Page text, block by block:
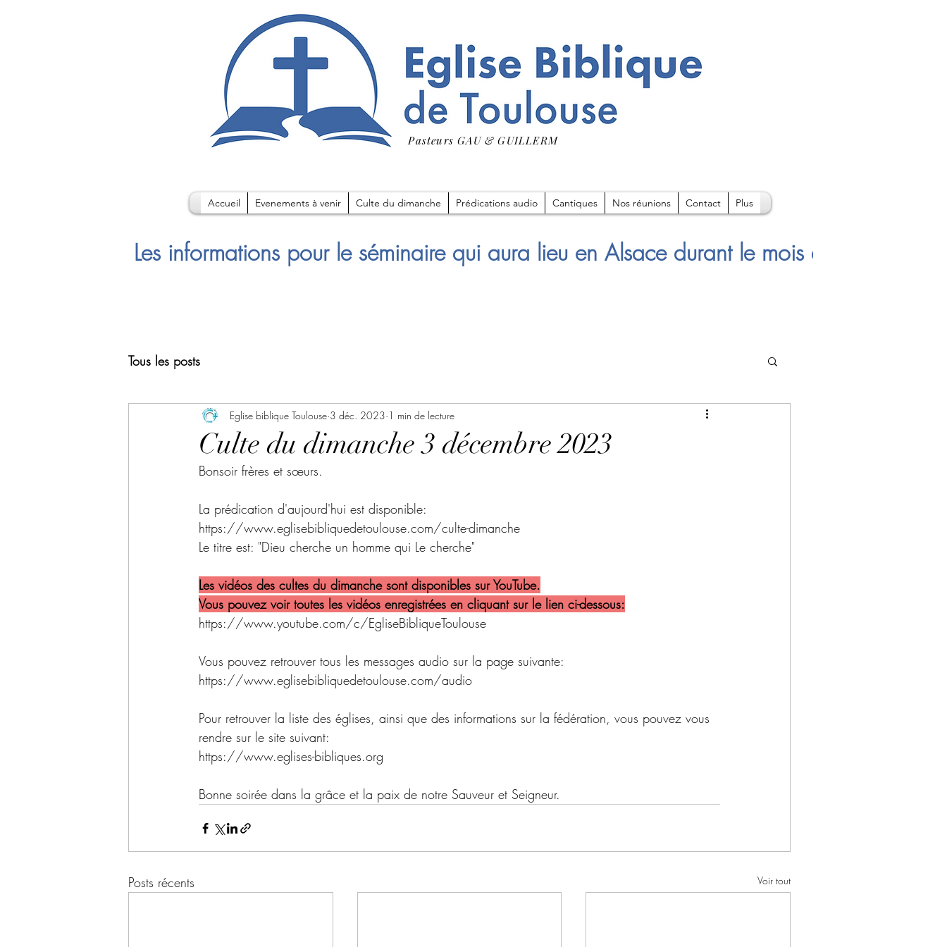
Pasteurs GAU & GUILLERM
Accueil Evenements à venir Culte du dimanche Prédications audio Cantiques Nos réunions Contact Plus
Les informations pour le séminaire qui aura lieu en Alsace durant le mois d'Août
Tous les posts
Culte du dimanche 3 décembre 2023
Eglise biblique Toulouse 3 déc. 2023 1 min de lecture
Bonsoir frères et sœurs.
La prédication d'aujourd'hui est disponible:
https://www.eglisebibliquedetoulouse.com/culte-dimanche
Le titre est: "Dieu cherche un homme qui Le cherche"
Les vidéos des cultes du dimanche sont disponibles sur YouTube.
Vous pouvez voir toutes les vidéos enregistrées en cliquant sur le lien ci-dessous:
https://www.youtube.com/c/EgliseBibliqueToulouse
Vous pouvez retrouver tous les messages audio sur la page suivante:
https://www.eglisebibliquedetoulouse.com/audio
Pour retrouver la liste des églises, ainsi que des informations sur la fédération, vous pouvez vous
rendre sur le site suivant:
https://www.eglises-bibliques.org
Bonne soirée dans la grâce et la paix de notre Sauveur et Seigneur.
Posts récents Voir tout